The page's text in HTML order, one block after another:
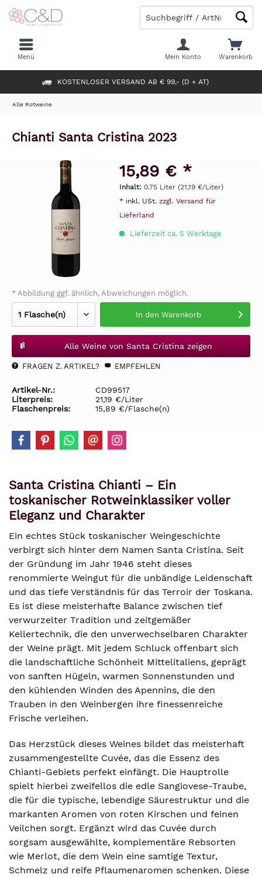
KOSTENLOSER VERSAND AB € 99,- (D + AT)
Warenkorb
Mein Konto
Menü
Alle Rotweine
Chianti Santa Cristina 2023
15,89 € *
Inhalt: 0.75 Liter (21,19 €/Liter)
* inkl. USt. zzgl. Versand für
Lieferland
Lieferzeit ca. 5 Werktage
* Abbildung ggf. ähnlich, Abweichungen möglich.
In den Warenkorb
Alle Weine von Santa Cristina zeigen
FRAGEN Z. ARTIKEL? EMPFEHLEN
Artikel-Nr.:
CD99517
Literpreis:
21,19 €/Liter
Flaschenpreis:
15,89 €/Flasche(n)
Santa Cristina Chianti – Ein
toskanischer Rotweinklassiker voller
Eleganz und Charakter
Ein echtes Stück toskanischer Weingeschichte
verbirgt sich hinter dem Namen Santa Cristina. Seit
der Gründung im Jahr 1946 steht dieses
renommierte Weingut für die unbändige Leidenschaft
und das tiefe Verständnis für das Terroir der Toskana.
Es ist diese meisterhafte Balance zwischen tief
verwurzelter Tradition und zeitgemäßer
Kellertechnik, die den unverwechselbaren Charakter
der Weine prägt. Mit jedem Schluck offenbart sich
die landschaftliche Schönheit Mittelitaliens, geprägt
von sanften Hügeln, warmen Sonnenstunden und
den kühlenden Winden des Apennins, die den
Trauben in den Weinbergen ihre finessenreiche
Frische verleihen.
Das Herzstück dieses Weines bildet das meisterhaft
zusammengestellte Cuvée, das die Essenz des
Chianti-Gebiets perfekt einfängt. Die Hauptrolle
spielt hierbei zweifellos die edle Sangiovese-Traube,
die für die typische, lebendige Säurestruktur und die
markanten Aromen von roten Kirschen und feinen
Veilchen sorgt. Ergänzt wird das Cuvée durch
sorgsam ausgewählte, komplementäre Rebsorten
wie Merlot, die dem Wein eine samtige Textur,
Schmelz und reife Pflaumenaromen schenken. Diese